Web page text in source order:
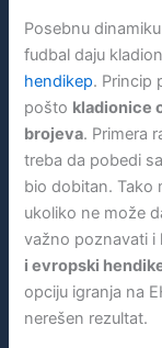
Posebnu
fudbal daju
hendikep. Princip
pošto kladionice
brojeva. Primera
treba da pobedi
bio dobitan. Tako
ukoliko ne može
važno poznavati i
i evropski
opciju igranja na
nerešen rezultat.